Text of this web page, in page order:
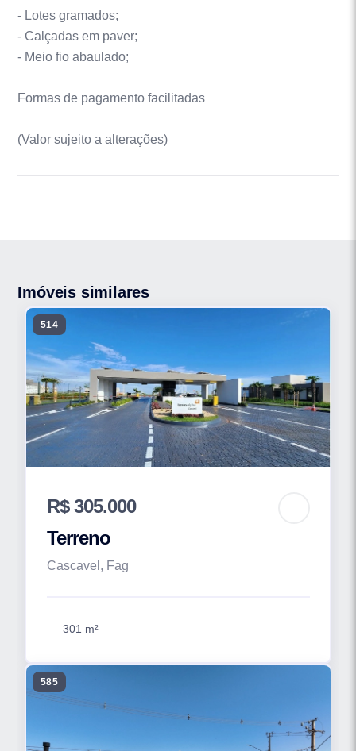
- Lotes gramados;
- Calçadas em paver;
- Meio fio abaulado;
Formas de pagamento facilitadas
(Valor sujeito a alterações)
Imóveis similares
514
R$ 305.000
Terreno
Cascavel, Fag
301 m²
585